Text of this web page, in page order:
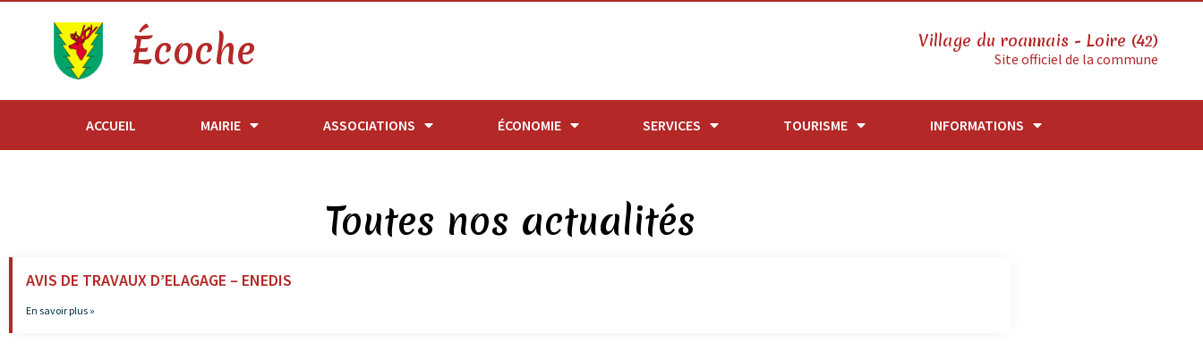
Écoche Village du roannais - Loire (42)
Site officiel de la commune
ACCUEIL MAIRIE ASSOCIATIONS ÉCONOMIE SERVICES TOURISME INFORMATIONS
Toutes nos actualités
AVIS DE TRAVAUX D’ELAGAGE – ENEDIS
En savoir plus »